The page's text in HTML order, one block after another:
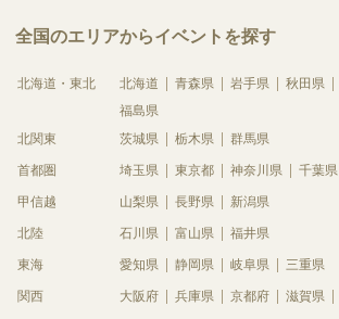
全国のエリアからイベントを探す
北海道・東北 北海道 青森県 岩手県 秋田県
福島県
北関東
茨城県 栃木県 群馬県
首都圏 埼玉県 東京都 神奈川県 千葉県
甲信越 山梨県 長野県 新潟県
北陸 石川県 富山県 福井県
東海 愛知県 静岡県 岐阜県 三重県
関西 大阪府 兵庫県 京都府 滋賀県